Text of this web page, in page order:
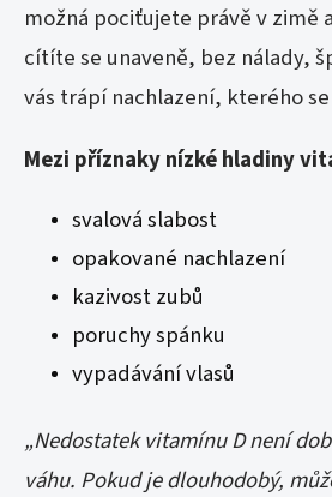
možná pociťujete právě v zimě
cítíte se unaveně, bez nálady,
vás trápí nachlazení, kterého
Mezi příznaky nízké hladiny
svalová slabost
opakované nachlazení
kazivost zubů
poruchy spánku
vypadávání vlasů
„Nedostatek vitamínu D není
váhu. Pokud je dlouhodobý,